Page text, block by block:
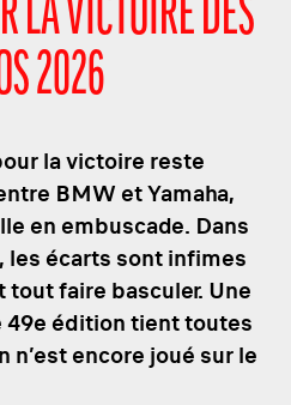
LA VICTOIRE DES
2026
la victoire reste
BMW et Yamaha,
en embuscade. Dans
écarts sont infimes
faire basculer. Une
49e édition tient toutes
encore joué sur le